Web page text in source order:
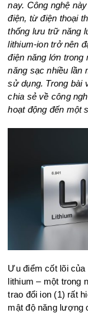
nay. Công nghệ
điện, từ điện thoại
thống lưu trữ năng
lithium-ion trở nên
điện năng lớn
năng sạc nhiều lần
sử dụng. Trong bài
chia sẻ về công
hoạt động đến một
Ưu điểm cốt lõi
lithium – một trong
trao đổi ion (1) rất
mật độ năng lượng